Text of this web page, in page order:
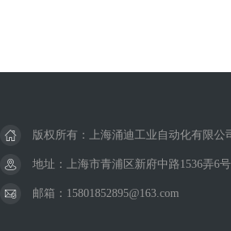
版权所有：上海涌迪工业自动化有限公
地址：上海市青浦区新府中路1536弄6
邮箱：15801852895@163.com